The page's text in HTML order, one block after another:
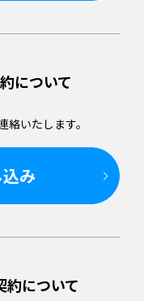
について
絡いたします。
み
約について